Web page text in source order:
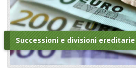
Successioni e divisioni ereditarie